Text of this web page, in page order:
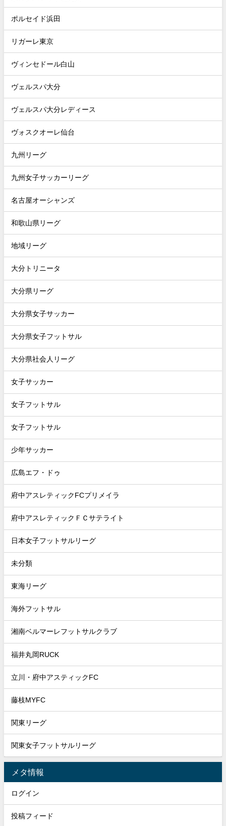
ポルセイド浜田
リガーレ東京
ヴィンセドール白山
ヴェルスパ大分
ヴェルスパ大分レディース
ヴォスクオーレ仙台
九州リーグ
九州女子サッカーリーグ
名古屋オーシャンズ
和歌山県リーグ
地域リーグ
大分トリニータ
大分県リーグ
大分県女子サッカー
大分県女子フットサル
大分県社会人リーグ
女子サッカー
女子フットサル
女子フットサル
少年サッカー
広島エフ・ドゥ
府中アスレティックFCプリメイラ
府中アスレティックＦＣサテライト
日本女子フットサルリーグ
未分類
東海リーグ
海外フットサル
湘南ベルマーレフットサルクラブ
福井丸岡RUCK
立川・府中アスティックFC
藤枝MYFC
関東リーグ
関東女子フットサルリーグ
メタ情報
ログイン
投稿フィード